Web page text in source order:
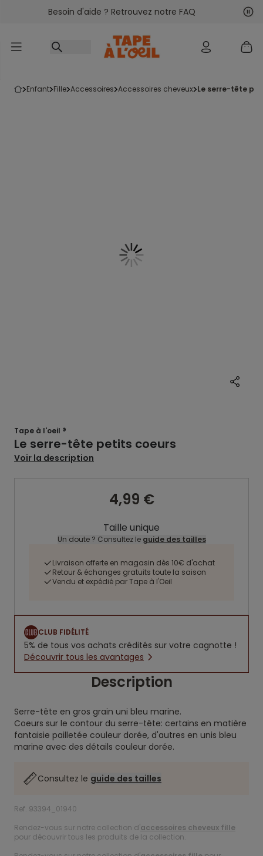
Accéder au contenu
Besoin d'aide ? Retrouvez notre FAQ
enfant fille accessoires accessoires cheveux le serre-tête
Tape à l'oeil ®
Le serre-tête petits coeurs
Voir la description
4,99 €
Taille unique
Un doute ? Consultez le guide des tailles
Livraison offerte en magasin dès 10€ d'achat
Retour & échanges gratuits toute la saison
Vendu et expédié par Tape à l'Oeil
CLUB FIDÉLITÉ
5% de tous vos achats crédités sur votre cagnotte !
Découvrir tous les avantages
Description
Serre-tête en gros grain uni bleu marine.
Coeurs sur le contour du serre-tête: certains en matière
fantaisie pailletée couleur dorée, d'autres en unis bleu
marine avec des détails couleur dorée.
Consultez le guide des tailles
Ref. 93394_01940
Rendez-vous sur notre collection d'accessoires cheveux fille
pour découvrir tous les produits de la collection.